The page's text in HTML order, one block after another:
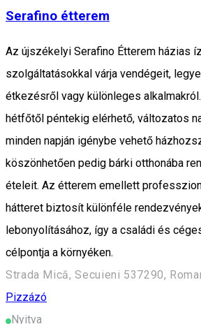
Serafino étterem
Az újszékelyi Serafino Étterem házias
szolgáltatásokkal várja vendégeit,
étkezésről vagy különleges
hétfőtől péntekig elérhető, változatos
minden napján igénybe vehető
köszönhetően pedig bárki otthonába
ételeit. Az étterem emellett
hátteret biztosít különféle
lebonyolításához, így a családi és
célpontja a környéken.
Strada Mică, Secuieni 537290,
Pizzázó
Nyitva